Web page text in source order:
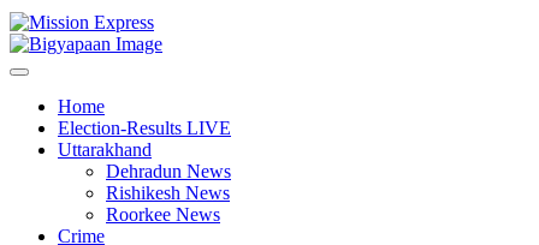
Home
Election-Results LIVE
Uttarakhand
Dehradun News
Rishikesh News
Roorkee News
Crime